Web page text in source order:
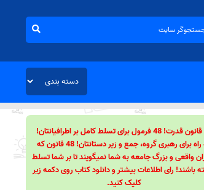
48 قانون قدرت! 48 فرمول برای تسلط کامل بر اطرافیانتان!
48 راه برای رهبری گروه، جمع و زیر دستانتان! 48 قانون که
واقعی و بزرگ جامعه به شما نمیگویند تا بر شما تسلط
باشند! رای اطلاعات بیشتر و دانلود کتاب روی دکمه زیر
کلیک کنید.